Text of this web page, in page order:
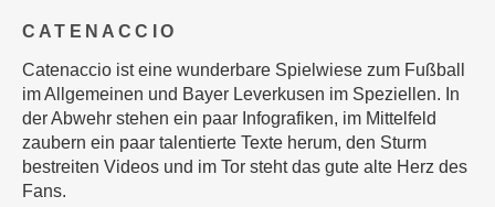
CATENACCIO
Catenaccio ist eine wunderbare Spielwiese zum Fußball
im Allgemeinen und Bayer Leverkusen im Speziellen. In
der Abwehr stehen ein paar Infografiken, im Mittelfeld
zaubern ein paar talentierte Texte herum, den Sturm
bestreiten Videos und im Tor steht das gute alte Herz des
Fans.